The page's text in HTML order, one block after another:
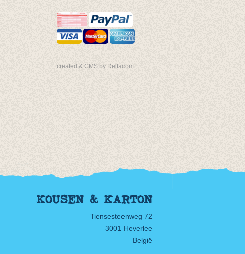
created & CMS by Deltacom
KOUSEN & KARTON
Tiensesteenweg 72
3001 Heverlee
België